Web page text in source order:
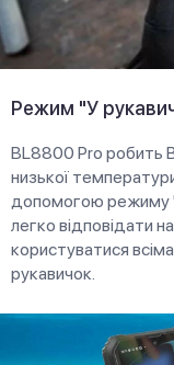
Режим "У
BL8800 Pro робить
низької
допомогою режиму
легко відповідати
користуватися
рукавичок.